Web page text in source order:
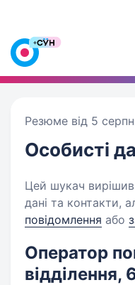
Резюме від 5
Особисті
Цей шукач вирішив
дані та контакти,
повідомлення або
Оператор
відділення,